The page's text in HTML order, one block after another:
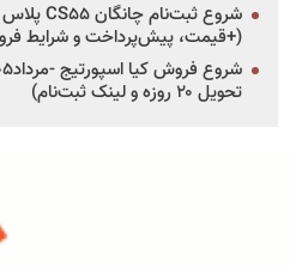
(+قیمت، پیش‌پرداخت و شرایط
تحویل ۲۰ روزه و لینک ثبت‌نام)